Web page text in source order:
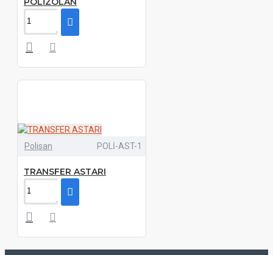
Polisan POLİ-AST-1
TRANSFER ASTARI